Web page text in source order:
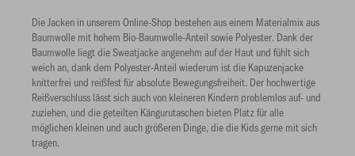
Die Jacken in unserem Online-Shop bestehen aus einem Materialmix aus
Baumwolle mit hohem Bio-Baumwolle-Anteil sowie Polyester. Dank der
Baumwolle liegt die Sweatjacke angenehm auf der Haut und fühlt sich
weich an, dank dem Polyester-Anteil wiederum ist die Kapuzenjacke
knitterfrei und reißfest für absolute Bewegungsfreiheit. Der hochwertige
Reißverschluss lässt sich auch von kleineren Kindern problemlos auf- und
zuziehen, und die geteilten Kängurutaschen bieten Platz für alle
möglichen kleinen und auch größeren Dinge, die die Kids gerne mit sich
tragen.